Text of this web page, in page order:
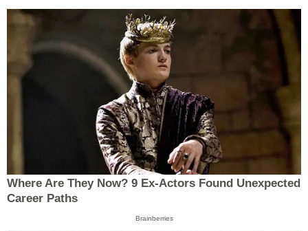
Where Are They Now? 9 Ex-Actors Found Unexpected
Career Paths
Brainberries